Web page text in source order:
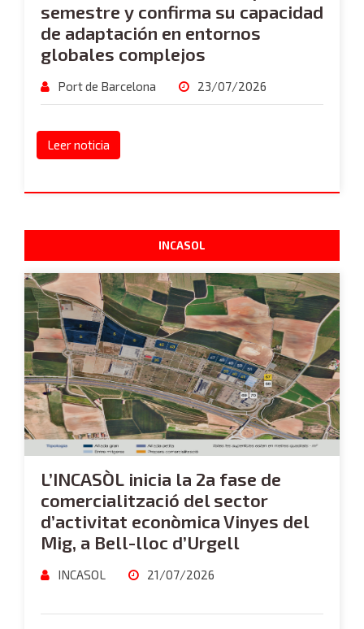
semestre y confirma su capacidad
de adaptación en entornos
globales complejos
Port de Barcelona 23/07/2026
Leer noticia
INCASOL
L’INCASÒL inicia la 2a fase de
comercialització del sector
d’activitat econòmica Vinyes del
Mig, a Bell-lloc d’Urgell
INCASOL 21/07/2026